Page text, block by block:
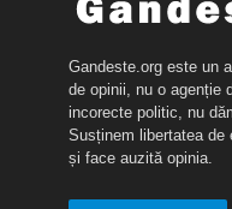
Gandeste.org este un
de opinii, nu o agenție
incorecte politic, nu
Susținem libertatea de
și face auzită opinia.